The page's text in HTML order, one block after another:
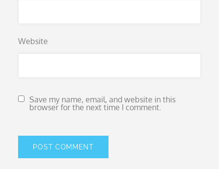
Website
Save my name, email, and website in this
browser for the next time I comment.